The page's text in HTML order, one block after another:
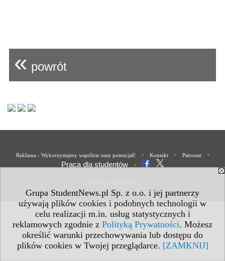
Grupa StudentNews.pl Sp. z o.o. i jej partnerzy
używają plików cookies i podobnych technologii w
celu realizacji m.in. usług statystycznych i
reklamowych zgodnie z Polityką Prywatności. Możesz
określić warunki przechowywania lub dostępu do
plików cookies w Twojej przeglądarce. [ZAMKNIJ]
« powrót
Reklama - Wykorzystajmy wspólnie nasz potencjał! • Kontakt • Patronat •
Praca dla studentów •